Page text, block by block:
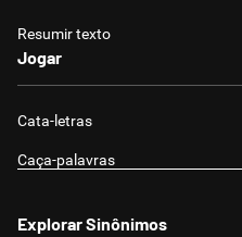
Resumir texto
Jogar
Cata-letras
Caça-palavras
Explorar Sinônimos